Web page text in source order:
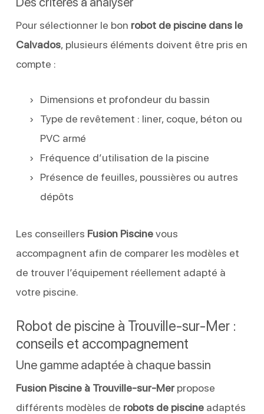
Pour sélectionner le bon robot de piscine dans le
Calvados, plusieurs éléments doivent être pris en
compte :
Dimensions et profondeur du bassin
Type de revêtement : liner, coque, béton ou
PVC armé
Fréquence d’utilisation de la piscine
Présence de feuilles, poussières ou autres
dépôts
Les conseillers Fusion Piscinevous
accompagnent afin de comparer les modèles et
de trouver l’équipement réellement adapté à
votre piscine.
Robot de piscine à Trouville-sur-Mer :
conseils et accompagnement
Une gamme adaptée à chaque bassin
Fusion Piscine à Trouville-sur-Merpropose
différents modèles de robots de piscineadaptés